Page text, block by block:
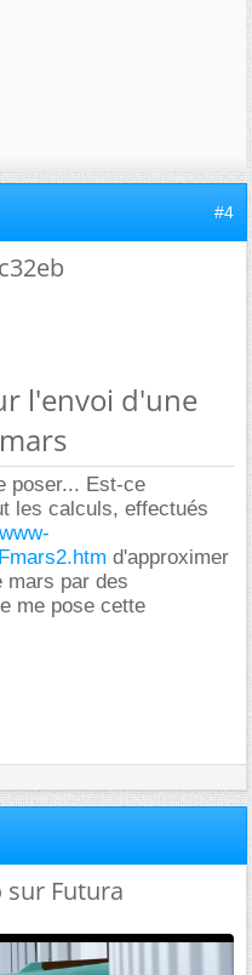
#4
l'envoi d'une
poser... Est-ce
les calculs, effectués
d'approximer
mars par des
me pose cette
sur Futura